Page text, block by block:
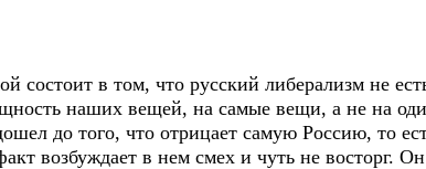
состоит в том, что русский либерализм не
наших вещей, на самые вещи, а не на
до того, что отрицает самую Россию, то
возбуждает в нем смех и чуть не восторг.